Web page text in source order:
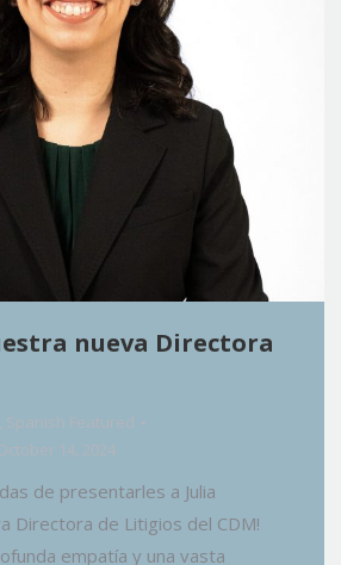
nueva Directora
, Spanish Featured
14, 2024
de presentarles a Julia
Directora de Litigios del CDM!
empatía y una vasta